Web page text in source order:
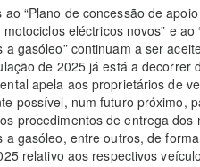
ao “Plano de concessão de
eléctricos novos” e
a gasóleo” continuam a ser
de 2025 já está a decorrer
apela aos proprietários de
possível, num futuro próximo,
procedimentos de entrega
a gasóleo, entre outros, de
relativo aos respectivos